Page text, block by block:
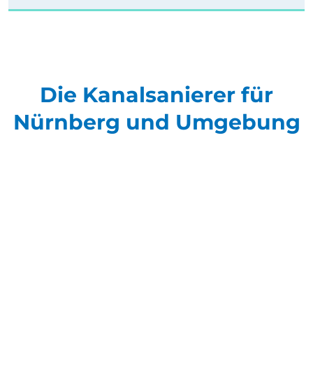
Die Kanalsanierer für
Nürnberg und Umgebung